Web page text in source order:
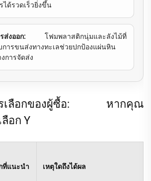
ได้รวดเร็วยิ่งขึ้น
ารส่งออก: โฟมพลาสติกนุ่มและลังไม้ที่
การขนส่งทางทะเลช่วยปกป้องแผ่นหิน
การจัดส่ง
รเลือกของผู้ซื้อ: หากคุณ
อก Y
ที่แนะนำ เหตุใดถึงได้ผล